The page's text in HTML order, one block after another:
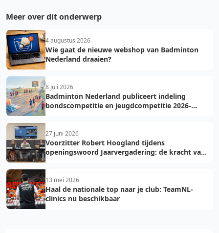
Meer over dit onderwerp
4 augustus 2026
Wie gaat de nieuwe webshop van Badminton
Nederland draaien?
8 juli 2026
Badminton Nederland publiceert indeling
bondscompetitie en jeugdcompetitie 2026-
27 juni 2026
Voorzitter Robert Hoogland tijdens
openingswoord Jaarvergadering: de kracht van
13 mei 2026
Haal de nationale top naar je club: TeamNL-
clinics nu beschikbaar